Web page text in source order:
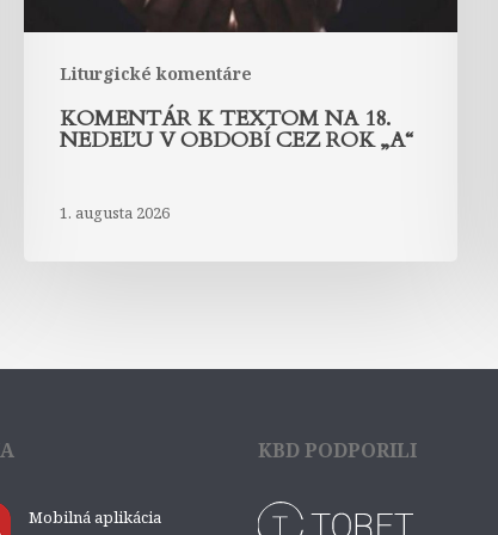
Liturgické komentáre
rok
KOMENTÁR K TEXTOM NA 18.
NEDEĽU V OBDOBÍ CEZ ROK „A“
1. augusta 2026
Mobilná aplikácia
KBD PODPORILI